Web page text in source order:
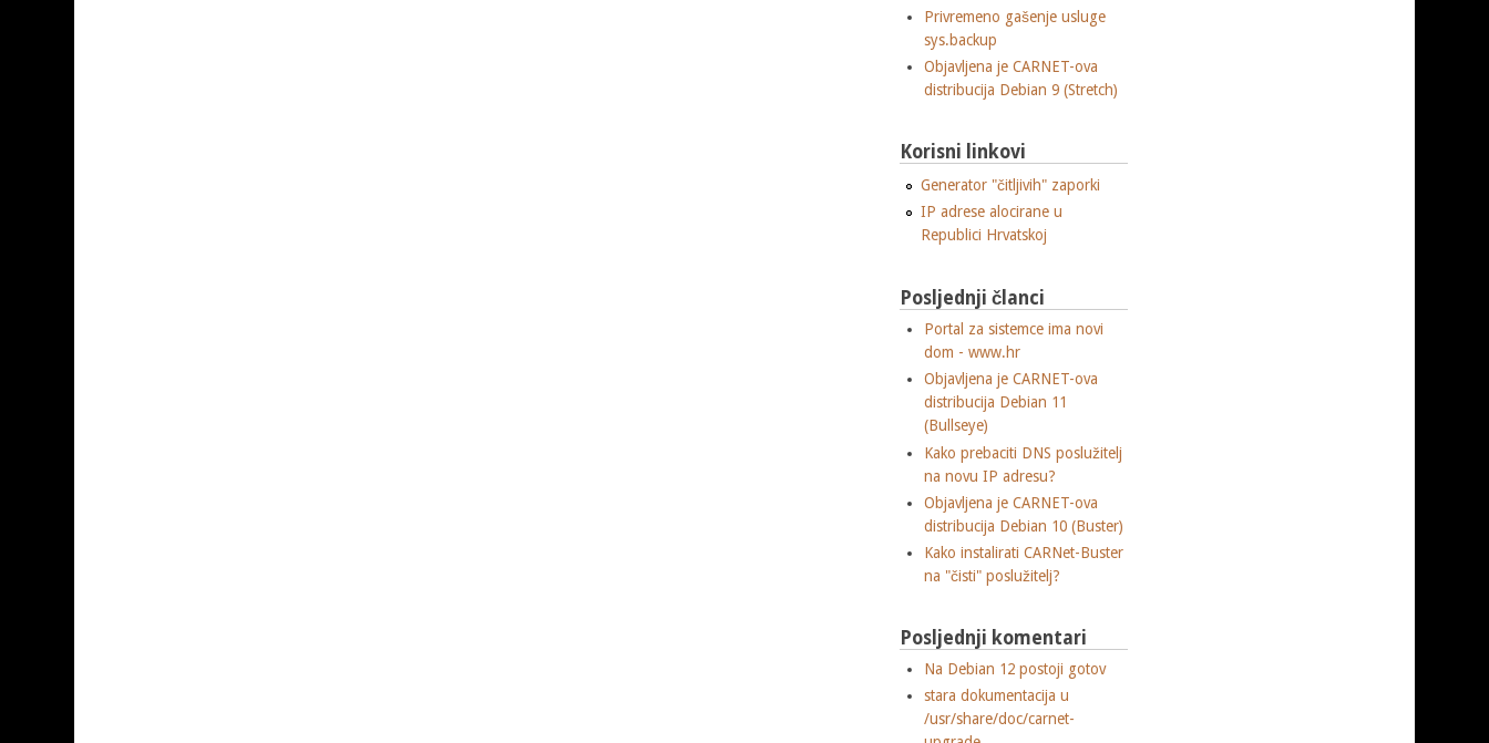
Privremeno gašenje usluge
sys.backup
Objavljena je CARNET-ova
distribucija Debian 9 (Stretch)
Korisni linkovi
Generator "čitljivih" zaporki
IP adrese alocirane u
Republici Hrvatskoj
Posljednji članci
Portal za sistemce ima novi
dom - www.hr
Objavljena je CARNET-ova
distribucija Debian 11
(Bullseye)
Kako prebaciti DNS poslužitelj
na novu IP adresu?
Objavljena je CARNET-ova
distribucija Debian 10 (Buster)
Kako instalirati CARNet-Buster
na "čisti" poslužitelj?
Posljednji komentari
Na Debian 12 postoji gotov
stara dokumentacija u
/usr/share/doc/carnet-